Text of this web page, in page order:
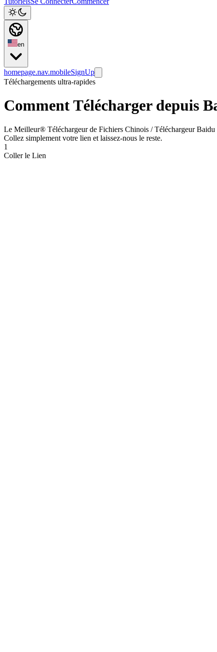
en
homepage.nav.mobileSignUp
Téléchargements ultra-rapides
Comment Télécharger depuis
Le Meilleur® Téléchargeur de Fichiers Chinois / Téléchargeur Baidu
Collez simplement votre lien et laissez-nous le reste.
1
Coller le Lien